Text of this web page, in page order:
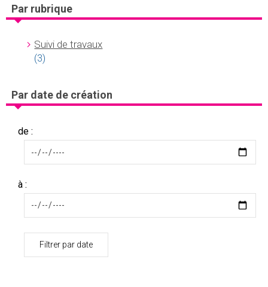
Par rubrique
Suivi de travaux
(3)
Par date de création
de :
à :
Filtrer par date